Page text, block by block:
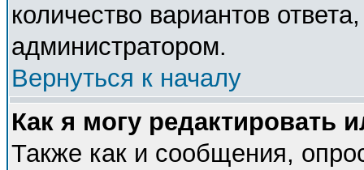
количество вариантов
администратором.
Вернуться к началу
Как я могу редактировать
Также как и сообщения,